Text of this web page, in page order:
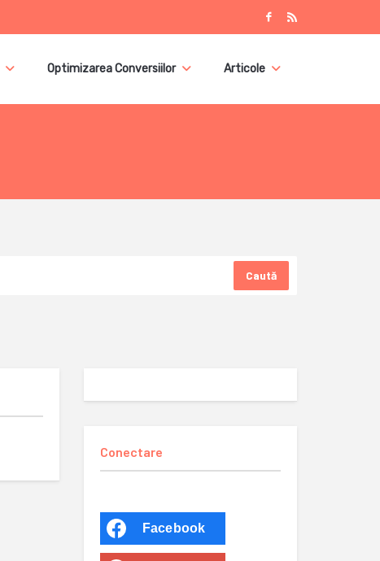
Optimizarea Conversiilor Articole
Caută
Conectare
Facebook